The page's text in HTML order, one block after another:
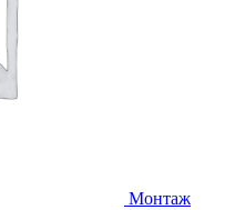
Монтаж